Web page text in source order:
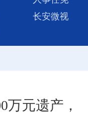
长安微视
万元遗产，